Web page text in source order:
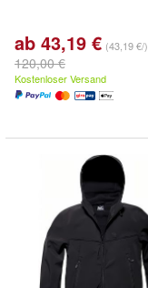
ab 43,19 € (43,19 €/)
120,00 €
Kostenloser Versand